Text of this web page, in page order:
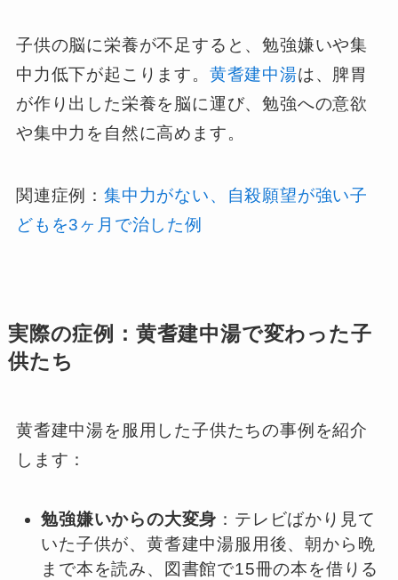
子供の脳に栄養が不足すると、勉強嫌いや集
中力低下が起こります。 黄耆建中湯は、脾胃
が作り出した栄養を脳に運び、勉強への意欲
や集中力を自然に高めます。
関連症例： 集中力がない、自殺願望が強い子
どもを3ヶ月で治した例
実際の症例：黄耆建中湯で変わった子
供たち
黄耆建中湯を服用した子供たちの事例を紹介
します：
勉強嫌いからの大変身 ：テレビばかり見て
いた子供が、黄耆建中湯服用後、朝から晩
まで本を読み、図書館で15冊の本を借りる